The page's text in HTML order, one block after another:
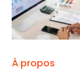
À propos